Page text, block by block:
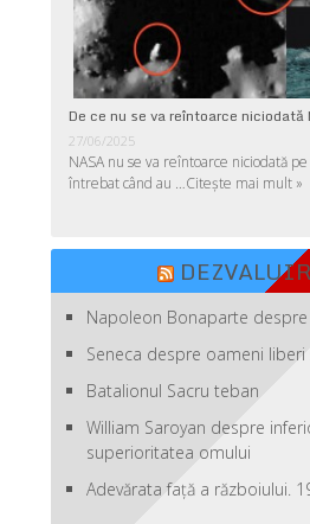
De ce nu se va reîntoarce niciodată
27/06/2025
NASA nu se va reîntoarce niciodată
întrebat când au …Citește mai mult »
Napoleon Bonaparte
Seneca despre oameni
Batalionul Sacru teban
William Saroyan despre
superioritatea omului
Adevărata față a războiului.